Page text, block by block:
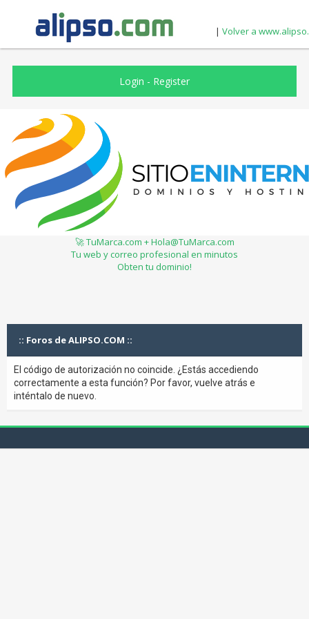
| Volver a
Login - Register
🚀 TuMarca.com + Hola@TuMarca.com
Tu web y correo profesional en minutos
Obten tu dominio!
:: Foros de ALIPSO.COM ::
El código de autorización no coincide. ¿Estás accediendo
correctamente a esta función? Por favor, vuelve atrás e
inténtalo de nuevo.